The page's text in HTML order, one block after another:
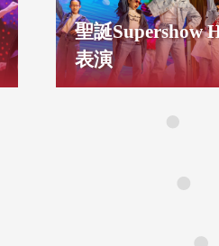
聖誕Supershow
表演